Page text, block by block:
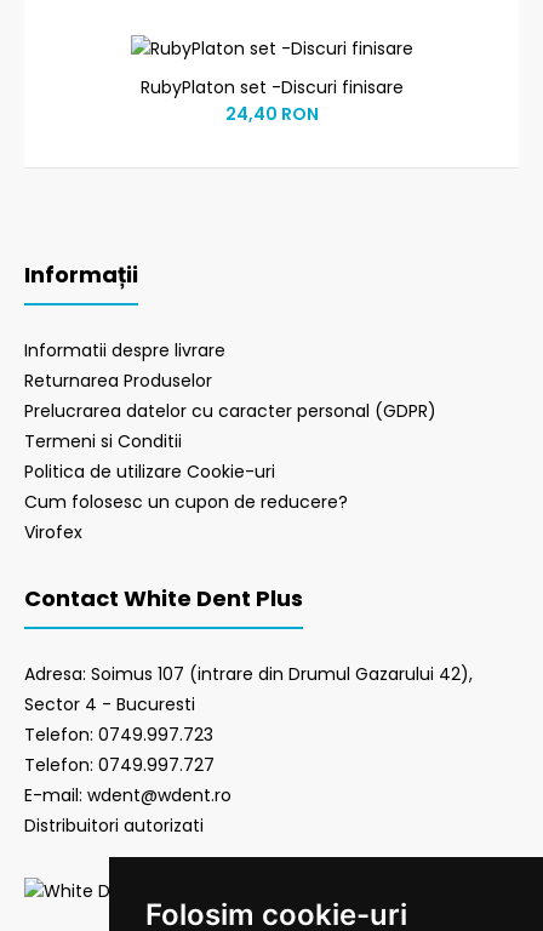
Folosim cookie-uri
RubyPlaton set -Discuri finisare
24,40 RON
Informații
Informatii despre livrare
Returnarea Produselor
Prelucrarea datelor cu caracter personal (GDPR)
Termeni si Conditii
Politica de utilizare Cookie-uri
Cum folosesc un cupon de reducere?
Virofex
Contact White Dent Plus
Adresa: Soimus 107 (intrare din Drumul Gazarului 42),
Sector 4 - Bucuresti
Telefon: 0749.997.723
Telefon: 0749.997.727
E-mail: wdent@wdent.ro
Distribuitori autorizati